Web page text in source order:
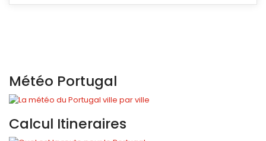
Météo Portugal
Calcul Itineraires